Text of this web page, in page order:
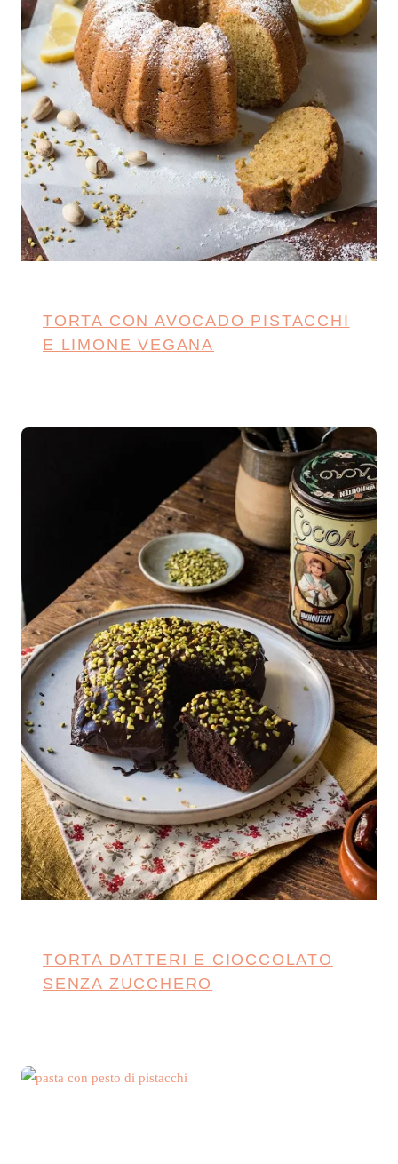
TORTA CON AVOCADO PISTACCHI
E LIMONE VEGANA
TORTA DATTERI E CIOCCOLATO
SENZA ZUCCHERO